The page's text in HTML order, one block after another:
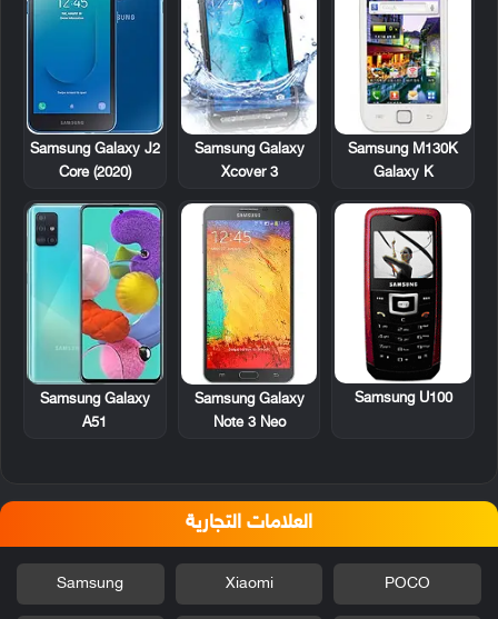
Samsung M130K
Galaxy K
Samsung Galaxy
Xcover 3
Samsung Galaxy J2
Core (2020)
Samsung U100
Samsung Galaxy
Note 3 Neo
Samsung Galaxy
A51
العلامات التجارية
POCO
Xiaomi
Samsung